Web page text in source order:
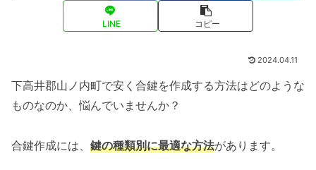
LINE コピー
2024.04.11
下高井郡山ノ内町で安く合鍵を作成する方法はどのような
ものなのか、悩んでいませんか？
合鍵作成には、 鍵の種類別に最適な方法があります。